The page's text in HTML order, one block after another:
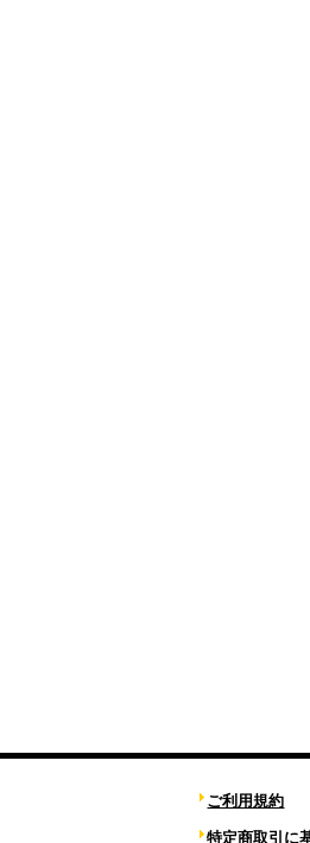
ご利用規約
特定商取引に